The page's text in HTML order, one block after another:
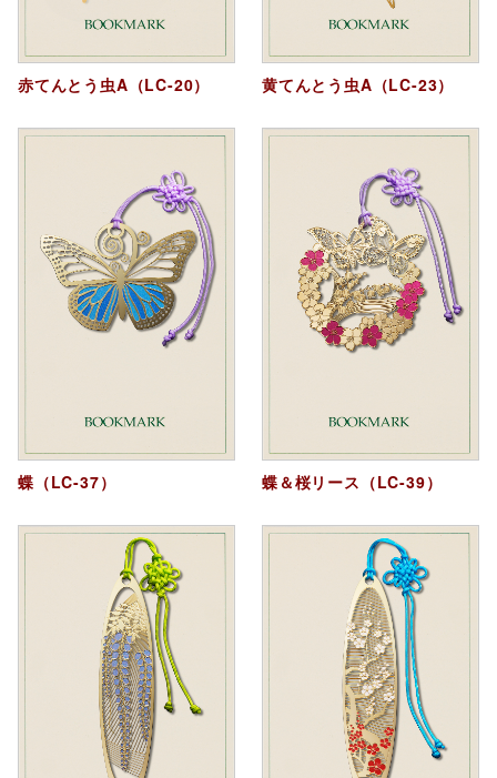
赤てんとう虫A（LC-20） 黄てんとう虫A（LC-23）
蝶（LC-37） 蝶＆桜リース（LC-39）